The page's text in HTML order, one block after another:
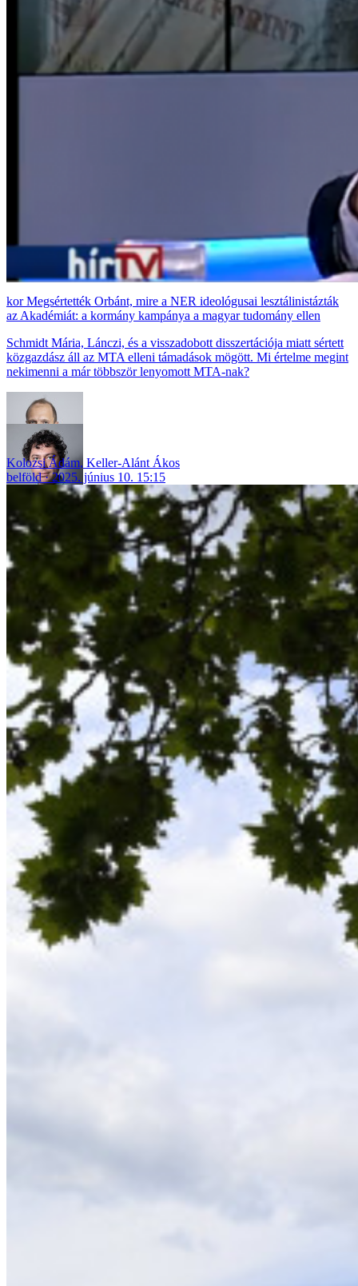
Megsértették Orbánt, mire a NER ideológusai lesztálinistázták
az Akadémiát: a kormány kampánya a magyar tudomány ellen
Schmidt Mária, Lánczi, és a visszadobott disszertációja miatt sértett
közgazdász áll az MTA elleni támadások mögött. Mi értelme megint
nekimenni a már többször lenyomott MTA-nak?
Kolozsi Ádám, Keller-Alánt Ákos
belföld
2025. június 10. 15:15